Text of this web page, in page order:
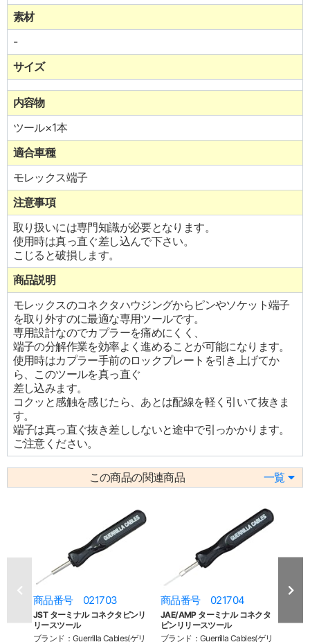
素材
-
サイズ
内容物
ツール×1本
適合車種
モレックス端子
注意事項
取り扱いには専門知識が必要となります。
使用時は真っ直ぐ差し込んで下さい。
こじると破損します。
商品説明
モレックスのコネクタハウジングからピンやソケット端子
を取り外すのに最適な専用ツールです。
専用設計なのでカプラーを痛めにくく、
端子の分解作業を効率よく進めることが可能になります。
使用時はカプラー手前のロックプレートを引き上げてか
ら、このツールを真っ直ぐ
差し込みます。
コクッと感触を感じたら、あとは配線を軽く引いて抜きま
す。
端子は真っ直ぐ抜き差ししないと途中で引っかかります。
ご注意ください。
この商品の関連商品 一覧
商品番号 021703
JST ターミナル コネクタピンリ
リースツール
ブランド：Guerrilla Cables(ゲリ
商品番号 021704
JAE/AMP ターミナル コネクタ
ピンリリースツール
ブランド：Guerrilla Cables(ゲリ
DT